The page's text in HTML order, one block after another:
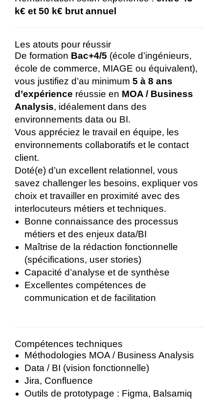
k€ et 50 k€ brut annuel
Les atouts pour réussir
De formation Bac+4/5 (école d’ingénieurs,
école de commerce, MIAGE ou équivalent),
vous justifiez d’au minimum 5 à 8 ans
d’expérience réussie en MOA / Business
Analysis, idéalement dans des
environnements data ou BI.
Vous appréciez le travail en équipe, les
environnements collaboratifs et le contact
client.
Doté(e) d’un excellent relationnel, vous
savez challenger les besoins, expliquer vos
choix et travailler en proximité avec des
interlocuteurs métiers et techniques.
Bonne connaissance des processus
métiers et des enjeux data/BI
Maîtrise de la rédaction fonctionnelle
(spécifications, user stories)
Capacité d’analyse et de synthèse
Excellentes compétences de
communication et de facilitation
Compétences techniques
Méthodologies MOA / Business Analysis
Data / BI (vision fonctionnelle)
Jira, Confluence
Outils de prototypage : Figma, Balsamiq